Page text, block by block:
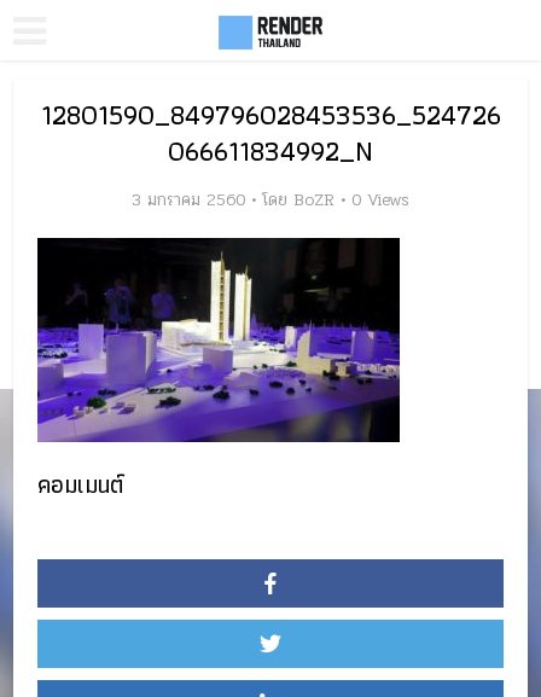
12801590_849796028453536_524726
066611834992_N
3 มกราคม 2560 โดย BoZR 0 Views
คอมเมนต์